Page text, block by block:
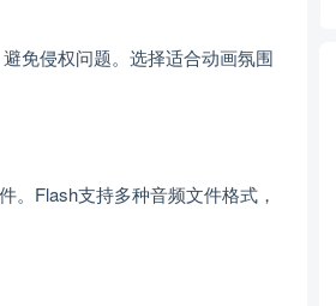
免侵权问题。选择适合动画氛围
。Flash支持多种音频文件格式，